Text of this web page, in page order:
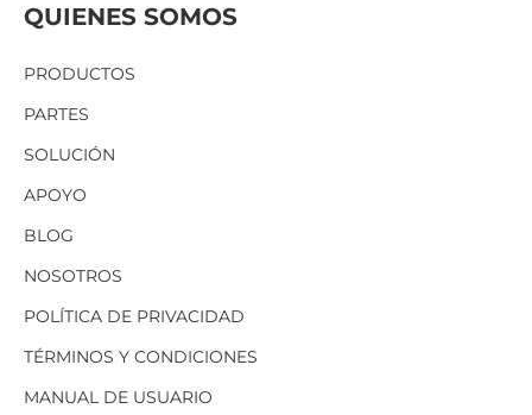
QUIENES SOMOS
PRODUCTOS
PARTES
SOLUCIÓN
APOYO
BLOG
NOSOTROS
POLÍTICA DE PRIVACIDAD
TÉRMINOS Y CONDICIONES
MANUAL DE USUARIO